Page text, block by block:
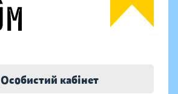
Особистий кабінет